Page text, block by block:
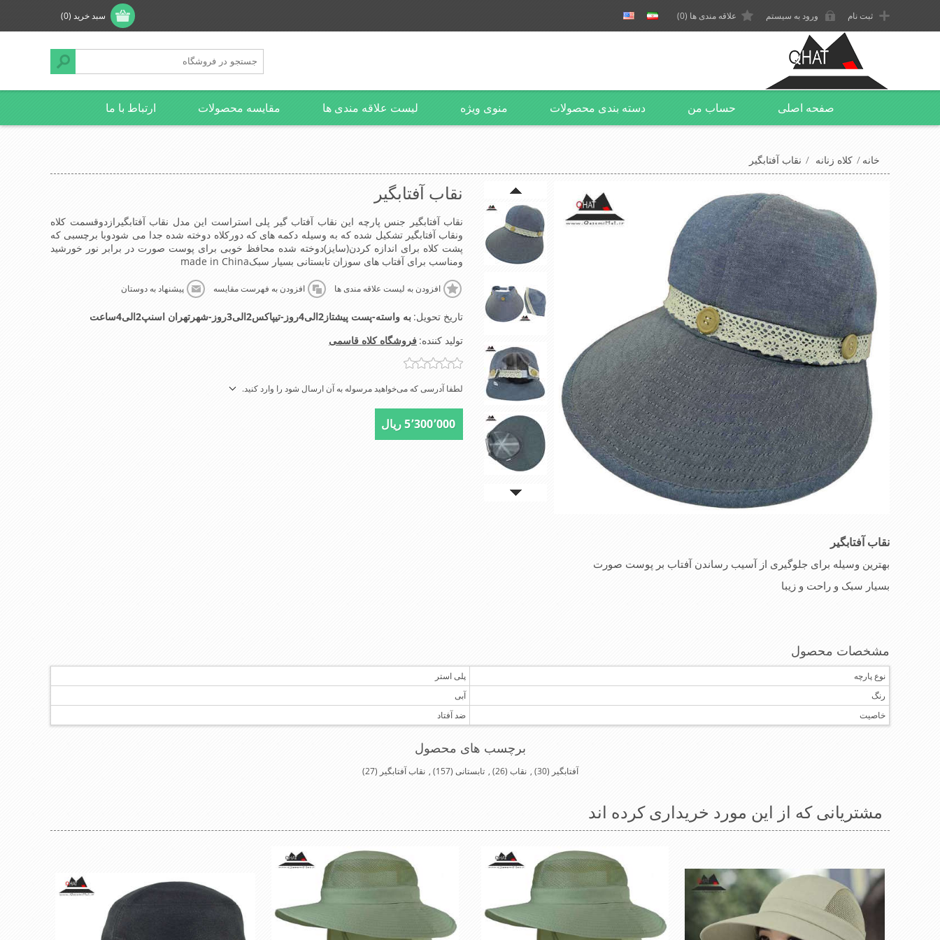
سبد خرید (0) ثبت نام ورود به سیستم علاقه مندی ها (0)
صفحه اصلی حساب من دسته بندی محصولات منوی ویژه لیست علاقه مندی ها مقایسه محصولات ارتباط با ما
خانه / کلاه زنانه / نقاب آفتابگیر
نقاب آفتابگیر
نقاب آفتابگیر جنس پارچه این نقاب آفتاب گیر پلی استراست این مدل نقاب آفتابگیرازدوقسمت کلاه
ونقاب آفتابگیر تشکیل شده که به وسیله دکمه های که دورکلاه دوخته شده جدا می شودوبا برچسبی که
پشت کلاه برای اندازه کردن(سایز)دوخته شده محافظ خوبی برای پوست صورت در برابر نور خورشید
ومناسب برای آفتاب های سوزان تابستانی بسیار سبکmade in China
افزودن به لیست علاقه مندی ها افزودن به فهرست مقایسه پیشنهاد به دوستان
تاریخ تحویل: به واسته-پست پیشتاز2الی4روز-تیپاکس2الی3روز-شهرتهران اسنپ2الی4ساعت
تولید کننده: فروشگاه کلاه قاسمی
لطفا آدرسی که می‌خواهید مرسوله به آن ارسال شود را وارد کنید.
5٬300٬000 ریال
نقاب آفتابگیر
بهترین وسیله برای جلوگیری از آسیب رساندن آفتاب بر پوست صورت
بسیار سبک و راحت و زیبا
مشخصات محصول
نوع پارچه
پلی استر
رنگ
آبی
خاصیت
ضد آفتاد
برچسب های محصول
آفتابگیر (30)
, نقاب (26)
, تابستانی (157)
, نقاب آفتابگیر (27)
مشتریانی که از این مورد خریداری کرده اند